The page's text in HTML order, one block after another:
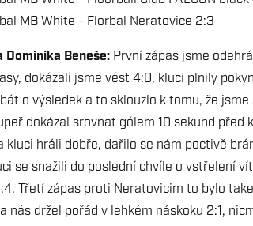
MB White - Florbal Neratovice 2:3
Dominika Beneše: První zápas jsme
dokázali jsme vést 4:0, kluci plnily
o výsledek a to sklouzlo k tomu, že
dokázal srovnat gólem 10 sekund před
kluci hráli dobře, dařilo se nám poctivě
se snažili do poslední chvíle o vstřelení
Třetí zápas proti Neratovicim to bylo
nás držel pořád v lehkém náskoku 2:1,